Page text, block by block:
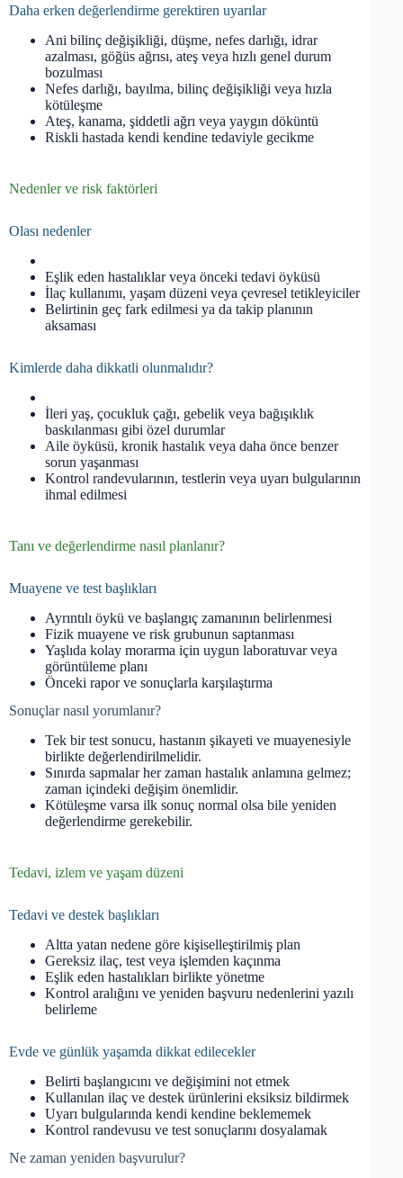
Daha erken değerlendirme gerektiren uyarılar
Ani bilinç değişikliği, düşme, nefes darlığı, idrar
azalması, göğüs ağrısı, ateş veya hızlı genel durum
bozulması
Nefes darlığı, bayılma, bilinç değişikliği veya hızla
kötüleşme
Ateş, kanama, şiddetli ağrı veya yaygın döküntü
Riskli hastada kendi kendine tedaviyle gecikme
Nedenler ve risk faktörleri
Olası nedenler
Eşlik eden hastalıklar veya önceki tedavi öyküsü
İlaç kullanımı, yaşam düzeni veya çevresel tetikleyiciler
Belirtinin geç fark edilmesi ya da takip planının
aksaması
Kimlerde daha dikkatli olunmalıdır?
İleri yaş, çocukluk çağı, gebelik veya bağışıklık
baskılanması gibi özel durumlar
Aile öyküsü, kronik hastalık veya daha önce benzer
sorun yaşanması
Kontrol randevularının, testlerin veya uyarı bulgularının
ihmal edilmesi
Tanı ve değerlendirme nasıl planlanır?
Muayene ve test başlıkları
Ayrıntılı öykü ve başlangıç zamanının belirlenmesi
Fizik muayene ve risk grubunun saptanması
Yaşlıda kolay morarma için uygun laboratuvar veya
görüntüleme planı
Önceki rapor ve sonuçlarla karşılaştırma
Sonuçlar nasıl yorumlanır?
Tek bir test sonucu, hastanın şikayeti ve muayenesiyle
birlikte değerlendirilmelidir.
Sınırda sapmalar her zaman hastalık anlamına gelmez;
zaman içindeki değişim önemlidir.
Kötüleşme varsa ilk sonuç normal olsa bile yeniden
değerlendirme gerekebilir.
Tedavi, izlem ve yaşam düzeni
Tedavi ve destek başlıkları
Altta yatan nedene göre kişiselleştirilmiş plan
Gereksiz ilaç, test veya işlemden kaçınma
Eşlik eden hastalıkları birlikte yönetme
Kontrol aralığını ve yeniden başvuru nedenlerini yazılı
belirleme
Evde ve günlük yaşamda dikkat edilecekler
Belirti başlangıcını ve değişimini not etmek
Kullanılan ilaç ve destek ürünlerini eksiksiz bildirmek
Uyarı bulgularında kendi kendine beklememek
Kontrol randevusu ve test sonuçlarını dosyalamak
Ne zaman yeniden başvurulur?